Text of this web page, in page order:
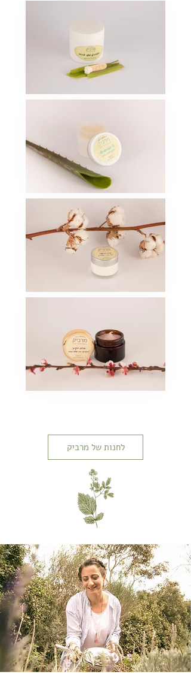
לחנות של מרביק